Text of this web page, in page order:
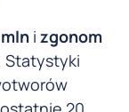
i zgonom
Statystyki